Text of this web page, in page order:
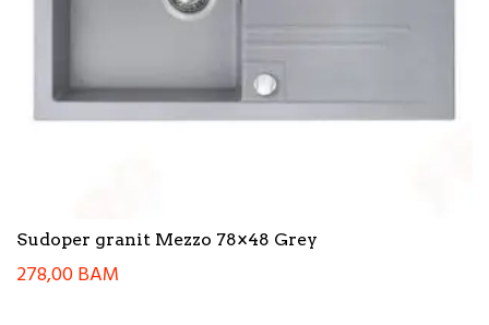
Sudoper granit Mezzo 78×48 Grey
278,00BAM